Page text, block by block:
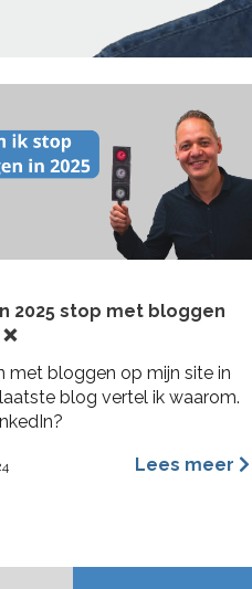
2025 stop met bloggen
met bloggen op mijn site in
blog vertel ik waarom.
Lees meer